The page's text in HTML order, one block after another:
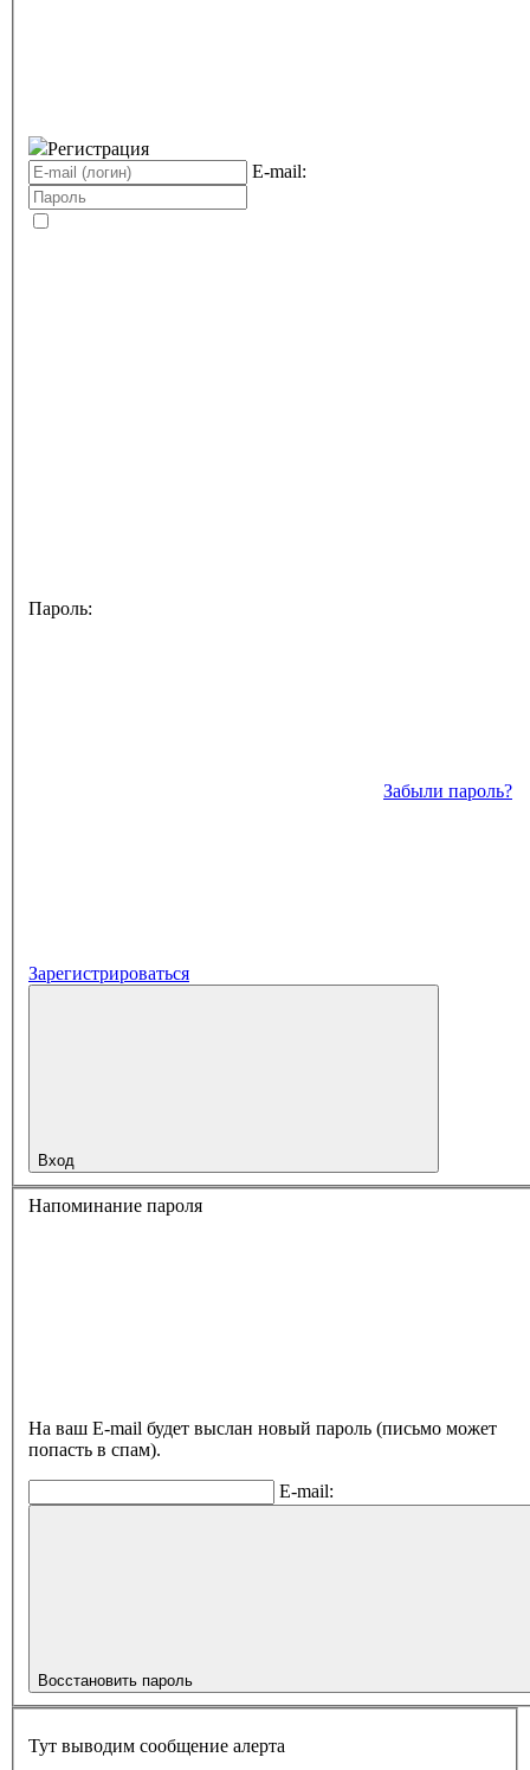
Регистрация
E-mail:
Пароль:
Забыли пароль?
Зарегистрироваться
Вход
Напоминание пароля
На ваш E-mail будет выслан новый пароль (письмо может
попасть в спам).
E-mail:
Восстановить пароль
Тут выводим сообщение алерта